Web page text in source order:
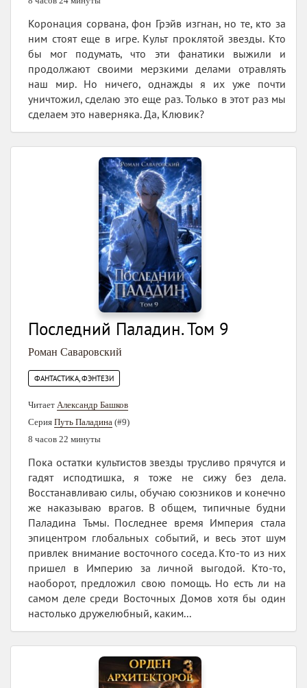
Коронация сорвана, фон Грэйв изгнан, но те, кто за
ним стоят еще в игре. Культ проклятой звезды. Кто
бы мог подумать, что эти фанатики выжили и
продолжают своими мерзкими делами отравлять
наш мир. Но ничего, однажды я их уже почти
уничтожил, сделаю это еще раз. Только в этот раз мы
сделаем это наверняка. Да, Клювик?
Последний Паладин. Том 9
Роман Саваровский
ФАНТАСТИКА, ФЭНТЕЗИ
Читает Александр Башков
Серия Путь Паладина (#9)
8 часов 22 минуты
Пока остатки культистов звезды трусливо прячутся и
гадят исподтишка, я тоже не сижу без дела.
Восстанавливаю силы, обучаю союзников и конечно
же наказываю врагов. В общем, типичные будни
Паладина Тьмы. Последнее время Империя стала
эпицентром глобальных событий, и весь этот шум
привлек внимание восточного соседа. Кто-то из них
пришел в Империю за личной выгодой. Кто-то,
наоборот, предложил свою помощь. Но есть ли на
самом деле среди Восточных Домов хотя бы один
настолько дружелюбный, каким...